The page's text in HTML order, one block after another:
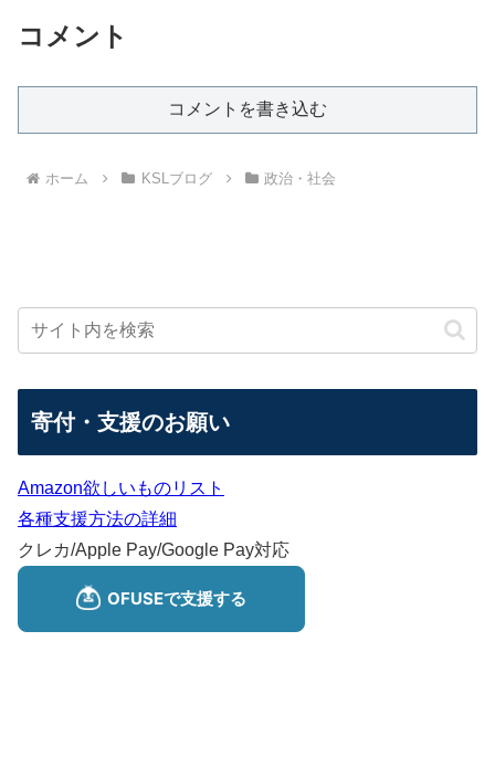
コメント
コメントを書き込む
ホーム KSLブログ 政治・社会
寄付・支援のお願い
Amazon欲しいものリスト
各種支援方法の詳細
クレカ/Apple Pay/Google Pay対応